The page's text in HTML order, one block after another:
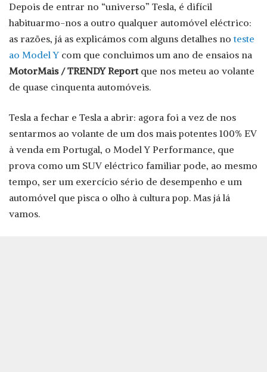
Depois de entrar no “universo” Tesla, é difícil
habituarmo-nos a outro qualquer automóvel eléctrico:
as razões, já as explicámos com alguns detalhes noteste
ao Model Y com que concluimos um ano de ensaios na
MotorMais / TRENDY Reportque nos meteu ao volante
de quase cinquenta automóveis.
Tesla a fechar e Tesla a abrir: agora foi a vez de nos
sentarmos ao volante de um dos mais potentes 100% EV
à venda em Portugal, o Model Y Performance, que
prova como um SUV eléctrico familiar pode, ao mesmo
tempo, ser um exercício sério de desempenho e um
automóvel que pisca o olho à cultura pop. Mas já lá
vamos.